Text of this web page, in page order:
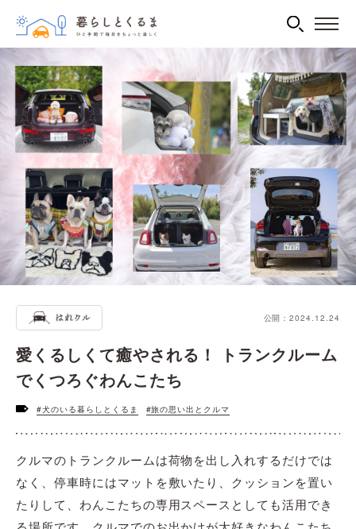
公開：2024.12.24
愛くるしくて癒やされる！ トランクルーム
でくつろぐわんこたち
#犬のいる暮らしとくるま #旅の思い出とクルマ
クルマのトランクルームは荷物を出し入れするだけでは
なく、停車時にはマットを敷いたり、クッションを置い
たりして、わんこたちの専用スペースとしても活用でき